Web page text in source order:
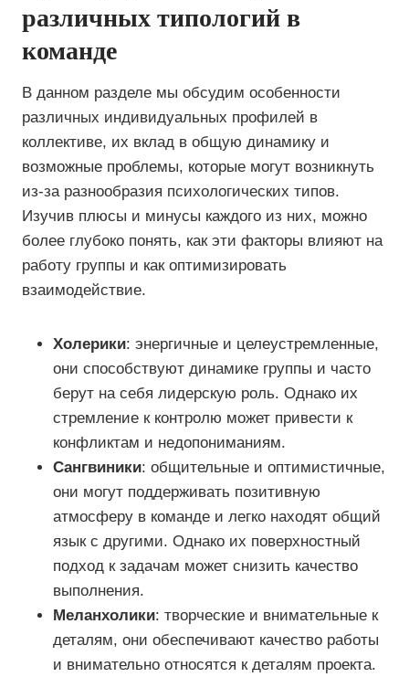
различных типологий в
команде
В данном разделе мы обсудим особенности
различных индивидуальных профилей в
коллективе, их вклад в общую динамику и
возможные проблемы, которые могут возникнуть
из-за разнообразия психологических типов.
Изучив плюсы и минусы каждого из них, можно
более глубоко понять, как эти факторы влияют на
работу группы и как оптимизировать
взаимодействие.
Холерики: энергичные и целеустремленные,
они способствуют динамике группы и часто
берут на себя лидерскую роль. Однако их
стремление к контролю может привести к
конфликтам и недопониманиям.
Сангвиники: общительные и оптимистичные,
они могут поддерживать позитивную
атмосферу в команде и легко находят общий
язык с другими. Однако их поверхностный
подход к задачам может снизить качество
выполнения.
Меланхолики: творческие и внимательные к
деталям, они обеспечивают качество работы
и внимательно относятся к деталям проекта.